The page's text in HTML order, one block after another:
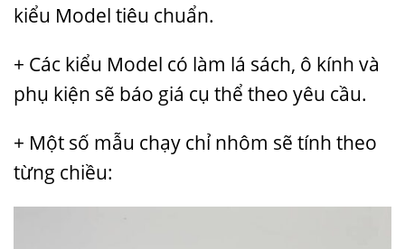
kiểu Model tiêu chuẩn.
+ Các kiểu Model có làm lá sách, ô kính và
phụ kiện sẽ báo giá cụ thể theo yêu cầu.
+ Một số mẫu chạy chỉ nhôm sẽ tính theo
từng chiều: